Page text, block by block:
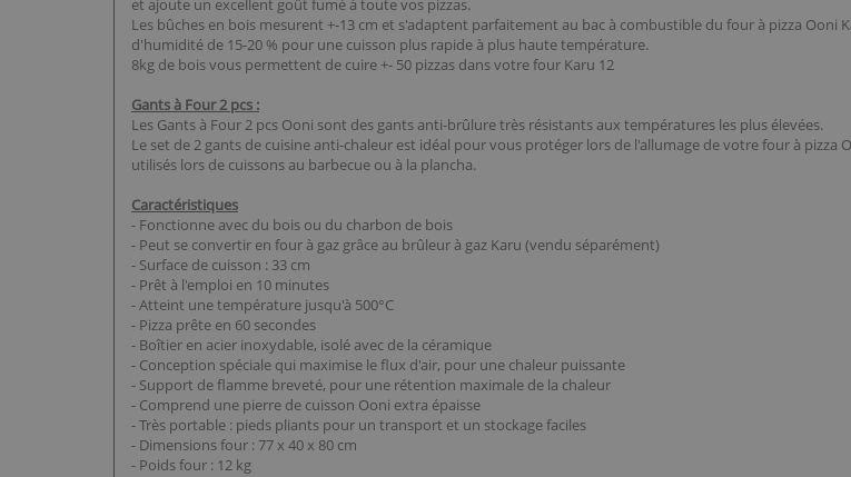
et ajoute un excellent goût fumé à toute vos pizzas.
Les bûches en bois mesurent +-13 cm et s'adaptent parfaitement au bac à combustible du four à pizza Ooni
d'humidité de 15-20 % pour une cuisson plus rapide à plus haute température.
8kg de bois vous permettent de cuire +- 50 pizzas dans votre four Karu 12
Gants à Four 2 pcs :
Les Gants à Four 2 pcs Ooni sont des gants anti-brûlure très résistants aux températures les plus élevées.
Le set de 2 gants de cuisine anti-chaleur est idéal pour vous protéger lors de l'allumage de votre four à
utilisés lors de cuissons au barbecue ou à la plancha.
Caractéristiques
- Fonctionne avec du bois ou du charbon de bois
- Peut se convertir en four à gaz grâce au brûleur à gaz Karu (vendu séparément)
- Surface de cuisson : 33 cm
- Prêt à l'emploi en 10 minutes
- Atteint une température jusqu'à 500°C
- Pizza prête en 60 secondes
- Boîtier en acier inoxydable, isolé avec de la céramique
- Conception spéciale qui maximise le flux d'air, pour une chaleur puissante
- Support de flamme breveté, pour une rétention maximale de la chaleur
- Comprend une pierre de cuisson Ooni extra épaisse
- Très portable : pieds pliants pour un transport et un stockage faciles
- Dimensions four : 77 x 40 x 80 cm
- Poids four : 12 kg